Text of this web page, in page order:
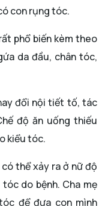
con rụng tóc.
phổ biến kèm theo
da đầu, chân tóc,
đổi nội tiết tố, tác
độ ăn uống thiếu
kiểu tóc.
thể xảy ra ở nữ độ
do bệnh. Cha mẹ
để đưa con mình